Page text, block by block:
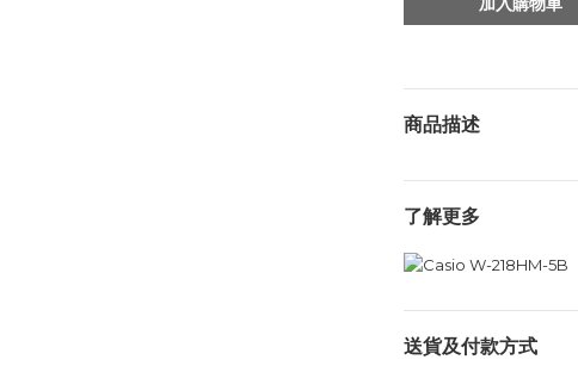
商品描述
了解更多
送貨及付款方式